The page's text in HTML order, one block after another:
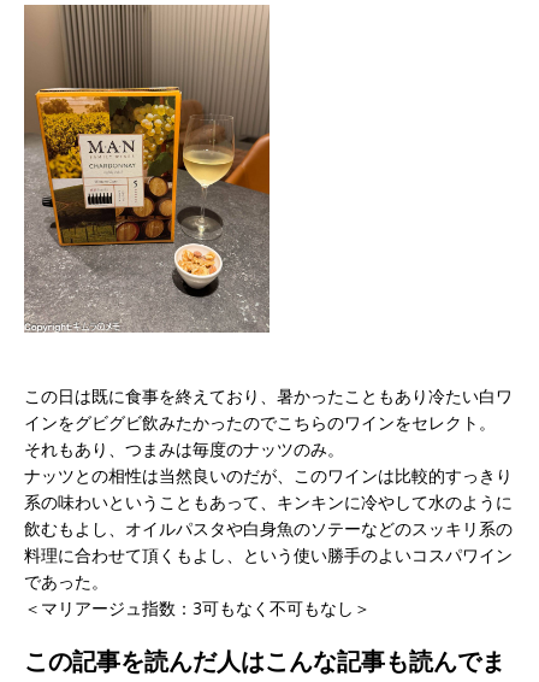
この日は既に食事を終えており、暑かったこともあり冷たい白ワ
インをグビグビ飲みたかったのでこちらのワインをセレクト。
それもあり、つまみは毎度のナッツのみ。
ナッツとの相性は当然良いのだが、このワインは比較的すっきり
系の味わいということもあって、キンキンに冷やして水のように
飲むもよし、オイルパスタや白身魚のソテーなどのスッキリ系の
料理に合わせて頂くもよし、という使い勝手のよいコスパワイン
であった。
＜マリアージュ指数：3可もなく不可もなし＞
この記事を読んだ人はこんな記事も読んでま